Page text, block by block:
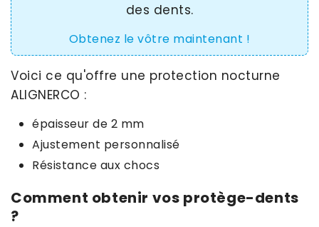
des dents.
Obtenez le vôtre maintenant !
Voici ce qu'offre une protection nocturne
ALIGNERCO :
épaisseur de 2 mm
Ajustement personnalisé
Résistance aux chocs
Comment obtenir vos protège-dents
?